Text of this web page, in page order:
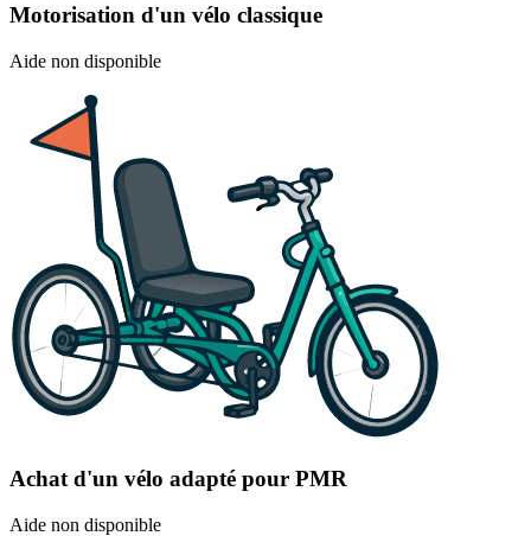
Motorisation d'un vélo classique
Aide non disponible
Achat d'un vélo adapté pour PMR
Aide non disponible